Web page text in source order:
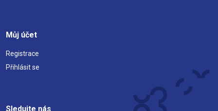
Můj účet
Registrace
Přihlásit se
Sledujte nás